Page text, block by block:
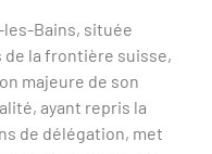
Bains, située
la frontière suisse,
majeure de son
ayant repris la
de délégation, met